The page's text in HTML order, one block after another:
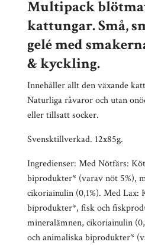
Multipack
kattungar. Små,
gelé med
& kyckling.
Innehåller allt den växande
Naturliga råvaror och utan
eller tillsatt socker.
Svensktillverkad. 12x85g.
Ingredienser: Med Nötfärs:
biprodukter* (varav nöt 5%),
cikoriainulin (0,1%). Med Lax:
biprodukter*, fisk och
mineralämnen, cikoriainulin
och animaliska biprodukter*